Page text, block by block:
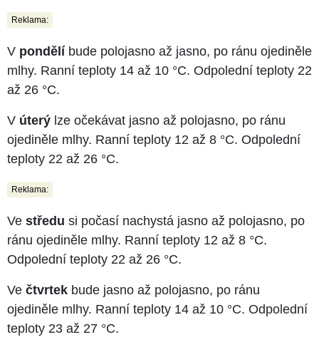
Reklama:
V pondělí bude polojasno až jasno, po ránu ojediněle
mlhy. Ranní teploty 14 až 10 °C. Odpolední teploty 22
až 26 °C.
V úterý lze očekávat jasno až polojasno, po ránu
ojediněle mlhy. Ranní teploty 12 až 8 °C. Odpolední
teploty 22 až 26 °C.
Reklama:
Ve středu si počasí nachystá jasno až polojasno, po
ránu ojediněle mlhy. Ranní teploty 12 až 8 °C.
Odpolední teploty 22 až 26 °C.
Ve čtvrtek bude jasno až polojasno, po ránu
ojediněle mlhy. Ranní teploty 14 až 10 °C. Odpolední
teploty 23 až 27 °C.